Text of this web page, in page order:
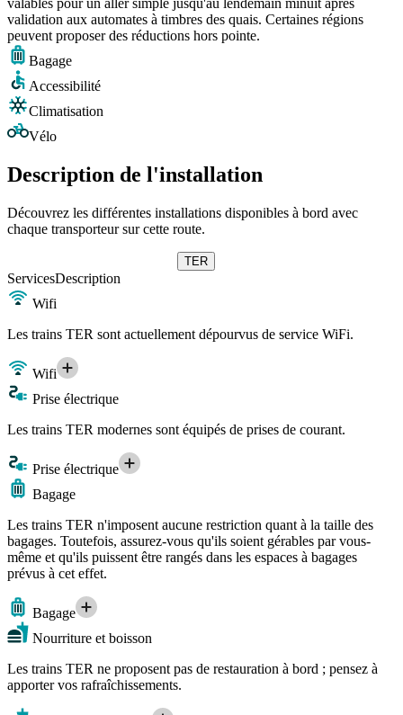
valables pour un aller simple jusqu'au lendemain minuit après
validation aux automates à timbres des quais. Certaines régions
peuvent proposer des réductions hors pointe.
Bagage
Accessibilité
Climatisation
Vélo
Description de l'installation
Découvrez les différentes installations disponibles à bord avec
chaque transporteur sur cette route.
TER
ServicesDescription
Wifi
Les trains TER sont actuellement dépourvus de service WiFi.
Wifi
Prise électrique
Les trains TER modernes sont équipés de prises de courant.
Prise électrique
Bagage
Les trains TER n'imposent aucune restriction quant à la taille des
bagages. Toutefois, assurez-vous qu'ils soient gérables par vous-
même et qu'ils puissent être rangés dans les espaces à bagages
prévus à cet effet.
Bagage
Nourriture et boisson
Les trains TER ne proposent pas de restauration à bord ; pensez à
apporter vos rafraîchissements.